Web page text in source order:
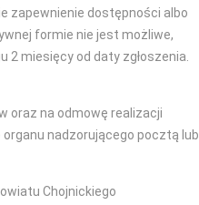
zapewnienie dostępności albo
formie nie jest możliwe,
2 miesięcy od daty zgłoszenia.
oraz na odmowę realizacji
nadzorującego pocztą lub
Chojnickiego